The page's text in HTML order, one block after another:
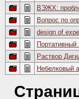
ВЭЖХ:
Вопрос по
design of
Раствор
Небелковый